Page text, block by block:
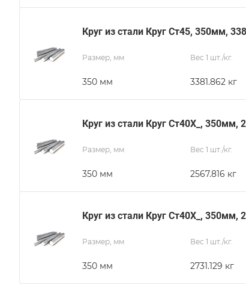
Круг из стали Круг Ст45, 350мм,
Размер, мм
350 мм
Вес 1 шт./кг.
3381.862 кг
Круг из стали Круг Ст40Х_, 350мм,
Размер, мм
350 мм
Вес 1 шт./кг.
2567.816 кг
Круг из стали Круг Ст40Х_, 350мм,
Размер, мм
350 мм
Вес 1 шт./кг.
2731.129 кг